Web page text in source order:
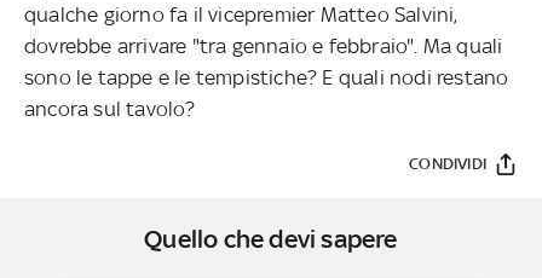
qualche giorno fa il vicepremier Matteo Salvini,
dovrebbe arrivare "tra gennaio e febbraio". Ma quali
sono le tappe e le tempistiche? E quali nodi restano
ancora sul tavolo?
CONDIVIDI
Quello che devi sapere